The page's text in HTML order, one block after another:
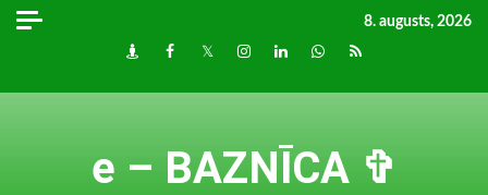
Skip
8. augusts, 2026
DraugiemFacebook
TwitterInstagram
LinkedInwhatsapp
RSS
e – BAZNĪCA ✞